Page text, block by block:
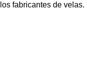
fabricantes de velas.